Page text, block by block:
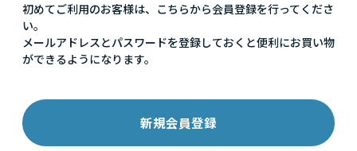
初めてご利用のお客様は、こちらから会員登録を行ってくださ
い。
メールアドレスとパスワードを登録しておくと便利にお買い物
ができるようになります。